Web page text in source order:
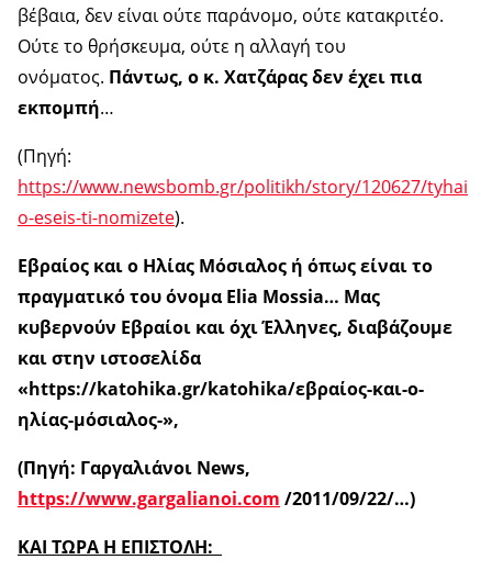
βέβαια, δεν είναι ούτε παράνομο, ούτε κατακριτέο.
Ούτε το θρήσκευμα, ούτε η αλλαγή του
ονόματος. Πάντως, ο κ. Χατζάρας δεν έχει πια
εκπομπή…
(Πηγή:
https://www.newsbomb.gr/politikh/story/120627/tyhai
o-eseis-ti-nomizete).
Εβραίος και ο Ηλίας Μόσιαλος ή όπως είναι το
πραγματικό του όνομα Elia Mossia… Μας
κυβερνούν Εβραίοι και όχι Έλληνες, διαβάζουμε
και στην ιστοσελίδα
«https://katohika.gr/katohika/εβραίος-και-ο-
ηλίας-μόσιαλος-»,
(Πηγή: Γαργαλιάνοι Νews,
https://www.gargalianoi.com /2011/09/22/…)
ΚΑΙ ΤΩΡΑ Η ΕΠΙΣΤΟΛΗ: